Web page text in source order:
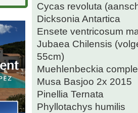
Cycas revoluta
Dicksonia Antartica
Ensete ventricosum
Jubaea Chilensis
55cm)
Muehlenbeckia
Musa Basjoo 2x 2015
Pinellia Ternata
Phyllotachys humilis